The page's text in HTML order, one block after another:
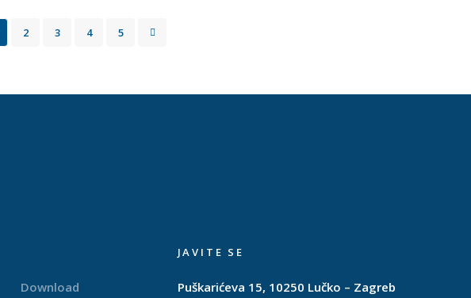
2 3 4 5
Download
JAVITE SE
Puškarićeva 15, 10250 Lučko – Zagreb